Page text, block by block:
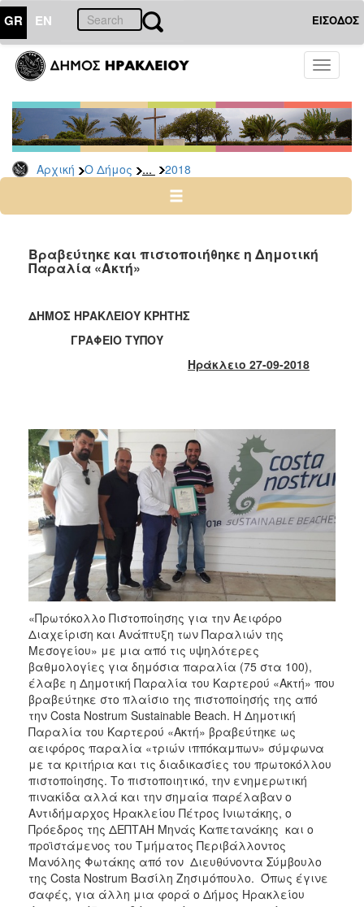
GR EN ΕΙΣΟΔΟΣ
Toggle
Αρχική Ο Δήμος ... 2018
ΔΗΜΟΣ
Δελτία
Τύπου
Αρχείο
2026
2024
2022
2020
2019
2015
2013
2012
2011
2006
ΤΟΠΟΣ
ΠΟΛΙΤΙΣΜΟΣ
ΑΝΘΕΚΤΙΚΗ
ΠΟΛΗ
Βραβεύτηκε και πιστοποιήθηκε η Δημοτική
Παραλία «Ακτή»
ΔΗΜΟΣ ΗΡΑΚΛΕΙΟΥ ΚΡΗΤΗΣ
ΓΡΑΦΕΙΟ ΤΥΠΟΥ
Ηράκλειο 27-09-2018
«Πρωτόκολλο Πιστοποίησης για την Αειφόρο
Διαχείριση και Ανάπτυξη των Παραλιών της
Μεσογείου» με μια από τις υψηλότερες
βαθμολογίες για δημόσια παραλία (75 στα 100),
έλαβε η Δημοτική Παραλία του Καρτερού «Ακτή» που
βραβεύτηκε στο πλαίσιο της πιστοποίησής της από
την Costa Nostrum Sustainable Beach. Η Δημοτική
Παραλία του Καρτερού «Ακτή» βραβεύτηκε ως
αειφόρος παραλία «τριών ιππόκαμπων» σύμφωνα
με τα κριτήρια και τις διαδικασίες του πρωτοκόλλου
πιστοποίησης. Το πιστοποιητικό, την ενημερωτική
πινακίδα αλλά και την σημαία παρέλαβαν ο
Αντιδήμαρχος Ηρακλείου Πέτρος Ινιωτάκης, ο
Πρόεδρος της ΔΕΠΤΑΗ Μηνάς Καπετανάκης και ο
προϊστάμενος του Τμήματος Περιβάλλοντος
Μανόλης Φωτάκης από τον Διευθύνοντα Σύμβουλο
της Costa Nostrum Βασίλη Ζησιμόπουλο. Όπως έγινε
σαφές, για άλλη μια φορά ο Δήμος Ηρακλείου